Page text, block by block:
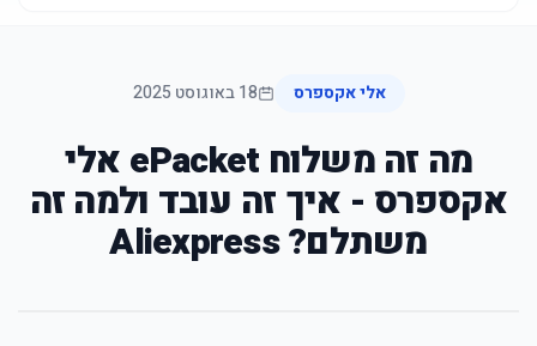
אלי אקספרס 18 באוגוסט 2025
מה זה משלוח ePacket אלי
אקספרס - איך זה עובד ולמה זה
משתלם? Aliexpress